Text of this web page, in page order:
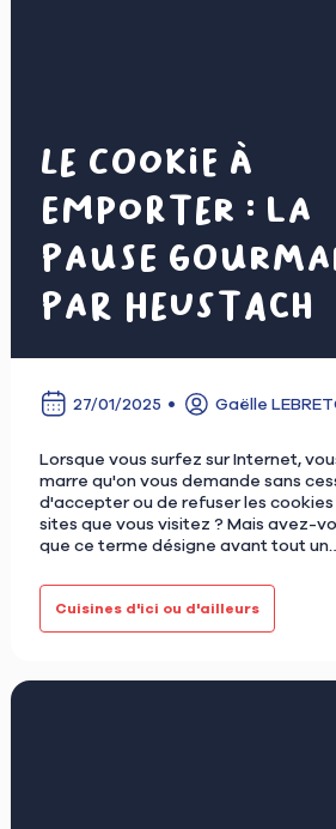
Le cookie à
emporter : la
pause
par Heustach
27/01/2025 Gaëlle
Lorsque vous surfez sur Internet,
marre qu'on vous demande sans
d'accepter ou de refuser les cookies
sites que vous visitez ? Mais avez-
que ce terme désigne avant tout un
Cuisines d'ici ou d'ailleurs